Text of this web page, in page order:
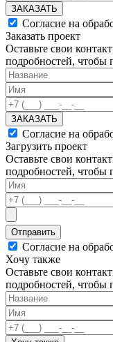
ЗАКАЗАТЬ
Согласие на
Заказать проект
Оставьте свои
подробностей, чтобы
ЗАКАЗАТЬ
Согласие на
Загрузить проект
Оставьте свои
подробностей, чтобы
Отправить
Согласие на
Хочу также
Оставьте свои
подробностей, чтобы